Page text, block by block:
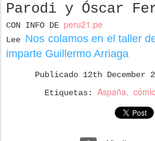
Parodi y Óscar
CON INFO DE peru21.pe
Lee Nos colamos en el taller
imparte Guillermo Arriaga
Publicado 12th December
Etiquetas: Aspaña cómic